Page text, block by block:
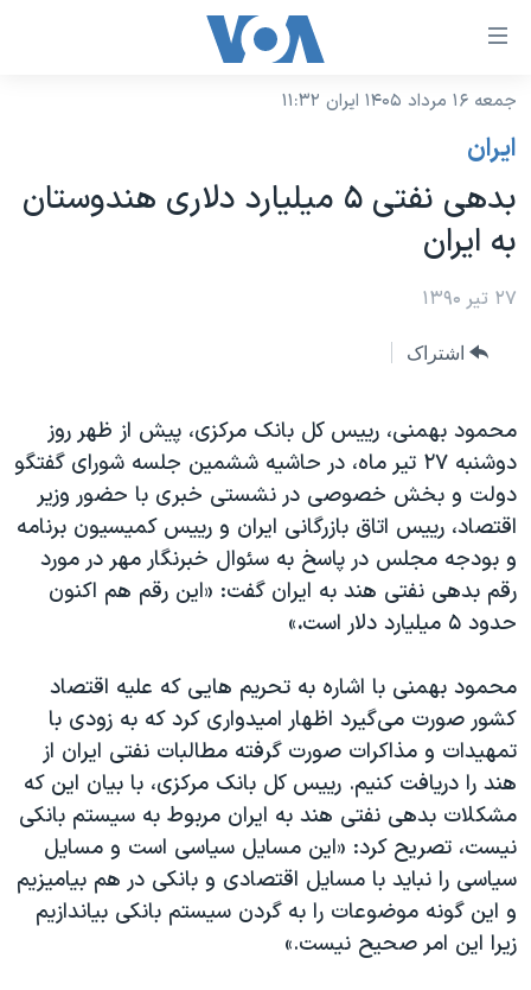
لینکهای
دسترسی
جهش
محتوای
اصلی
به
اصلی
به
جستجو
نسخه سبک وب‌سایت
موضوع ها
ایران
آمریکا
جهان
گزیده‌ها
ویژه برنامه‌ها
ویدیوها
فرهنگ و زندگی
حقوق شهروندی
اقتصادی
علم و فناوری
اسرائیل در جنگ
گالری عکس
آرشیو پخش زنده
برنامه های تلویزیونی
جدول برنامه ها
صفحه‌های ویژه
عملیات خشم حماسی
۲۵۰سالگی آمریکا
بایگانی برنامه‌های تلویزیونی
مستندها
انتخابات ریاست جمهوری آمریکا ۲۰۲۴
حمله جمهوری اسلامی به اسرائیل
رمز مهسا
ورزش زنان در ایران
اعتراضات زن، زندگی، آزادی
مجموعه مستندهای دادخواهی
تریبونال مردمی آبان ۹۸
دادگاه حمید نوری
چهل سال گروگان‌گیری
پخش رادیویی
یادگیری زبان انگلیسی
دنبال کنید
زبانهای مختلف
جمعه ۱۶ مرداد ۱۴۰۵ ایران ۱۱:۳۲
ايران
بدهی نفتی ۵ میلیارد دلاری هندوستان
به ایران
۲۷ تیر ۱۳۹۰
اشتراک
محمود بهمنی، رییس کل بانک مرکزی، پیش از ظهر روز
دوشنبه ۲۷ تیر ماه، در حاشیه ششمین جلسه شورای گفتگو
دولت و بخش خصوصی در نشستی خبری با حضور وزیر
اقتصاد، رییس اتاق بازرگانی ایران و رییس کمیسیون برنامه
و بودجه مجلس در پاسخ به سئوال خبرنگار مهر در مورد
رقم بدهی نفتی هند به ایران گفت: «این رقم هم اکنون
حدود ۵ میلیارد دلار است
.
»
محمود بهمنی با اشاره به تحریم هایی که علیه اقتصاد
کشور صورت می‌گیرد اظهار امیدواری کرد که به زودی با
تمهیدات و مذاکرات صورت گرفته مطالبات نفتی ایران از
هند را دریافت کنیم. رییس کل بانک مرکزی، با بیان این که
مشکلات بدهی نفتی هند به ایران مربوط به سیستم بانکی
نیست، تصریح کرد:‌ «این مسایل سیاسی است و مسایل
سیاسی را نباید با مسایل اقتصادی و بانکی در هم بیامیزیم
و این گونه موضوعات را به گردن سیستم بانکی بیاندازیم
زیرا این امر صحیح نیست.»